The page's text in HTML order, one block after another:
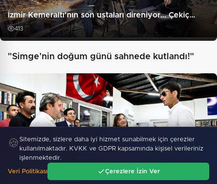
İzmir Kemeraltı’nın son ustaları direniyor... Çekiç…
413
"Simge’nin doğum günü sahnede kutlandı!"
Aytmatov’un mirası Antalya Muratpaşa’da büyüyor
🍪 Sitemizde, sizlere daha iyi hizmet sunabilmek için çerezler
kullanılmaktadır. KVKK ve GDPR kapsamında kişisel verileriniz
işlenmektedir.
Veri Politikası Çerezlere İzin Ver
Gündem Ara Menü